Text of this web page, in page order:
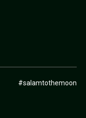
#salamtothemoon